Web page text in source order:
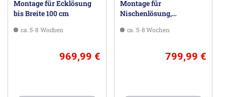
Montage für Ecklösung
bis Breite 100 cm
ca. 5-8 Wochen
969,99 €
Montage für
Nischenlösung,
Badewannenmodelle
ca. 5-8 Wochen
799,99 €